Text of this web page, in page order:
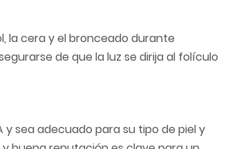
la cera y el bronceado durante
de que la luz se dirija al folículo
sea adecuado para su tipo de piel y